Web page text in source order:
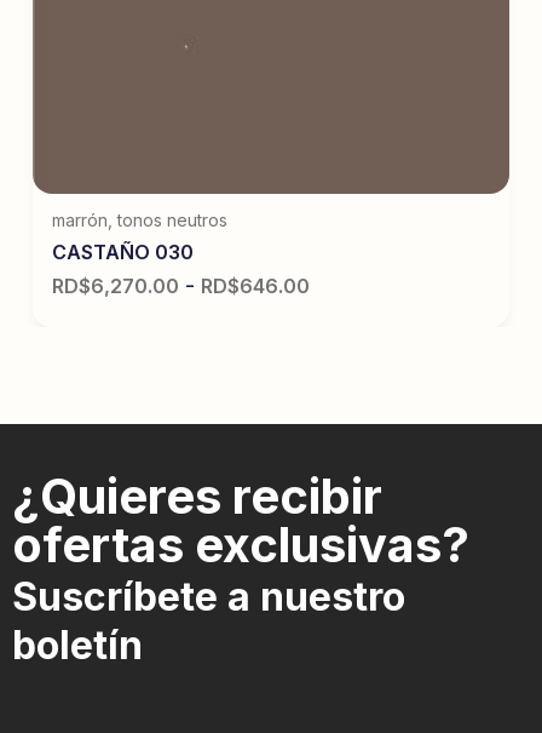
marrón ,tonos neutros
CASTAÑO 030
RD$6,270.00 - RD$646.00
¿Quieres recibir
ofertas exclusivas?
Suscríbete a nuestro
boletín